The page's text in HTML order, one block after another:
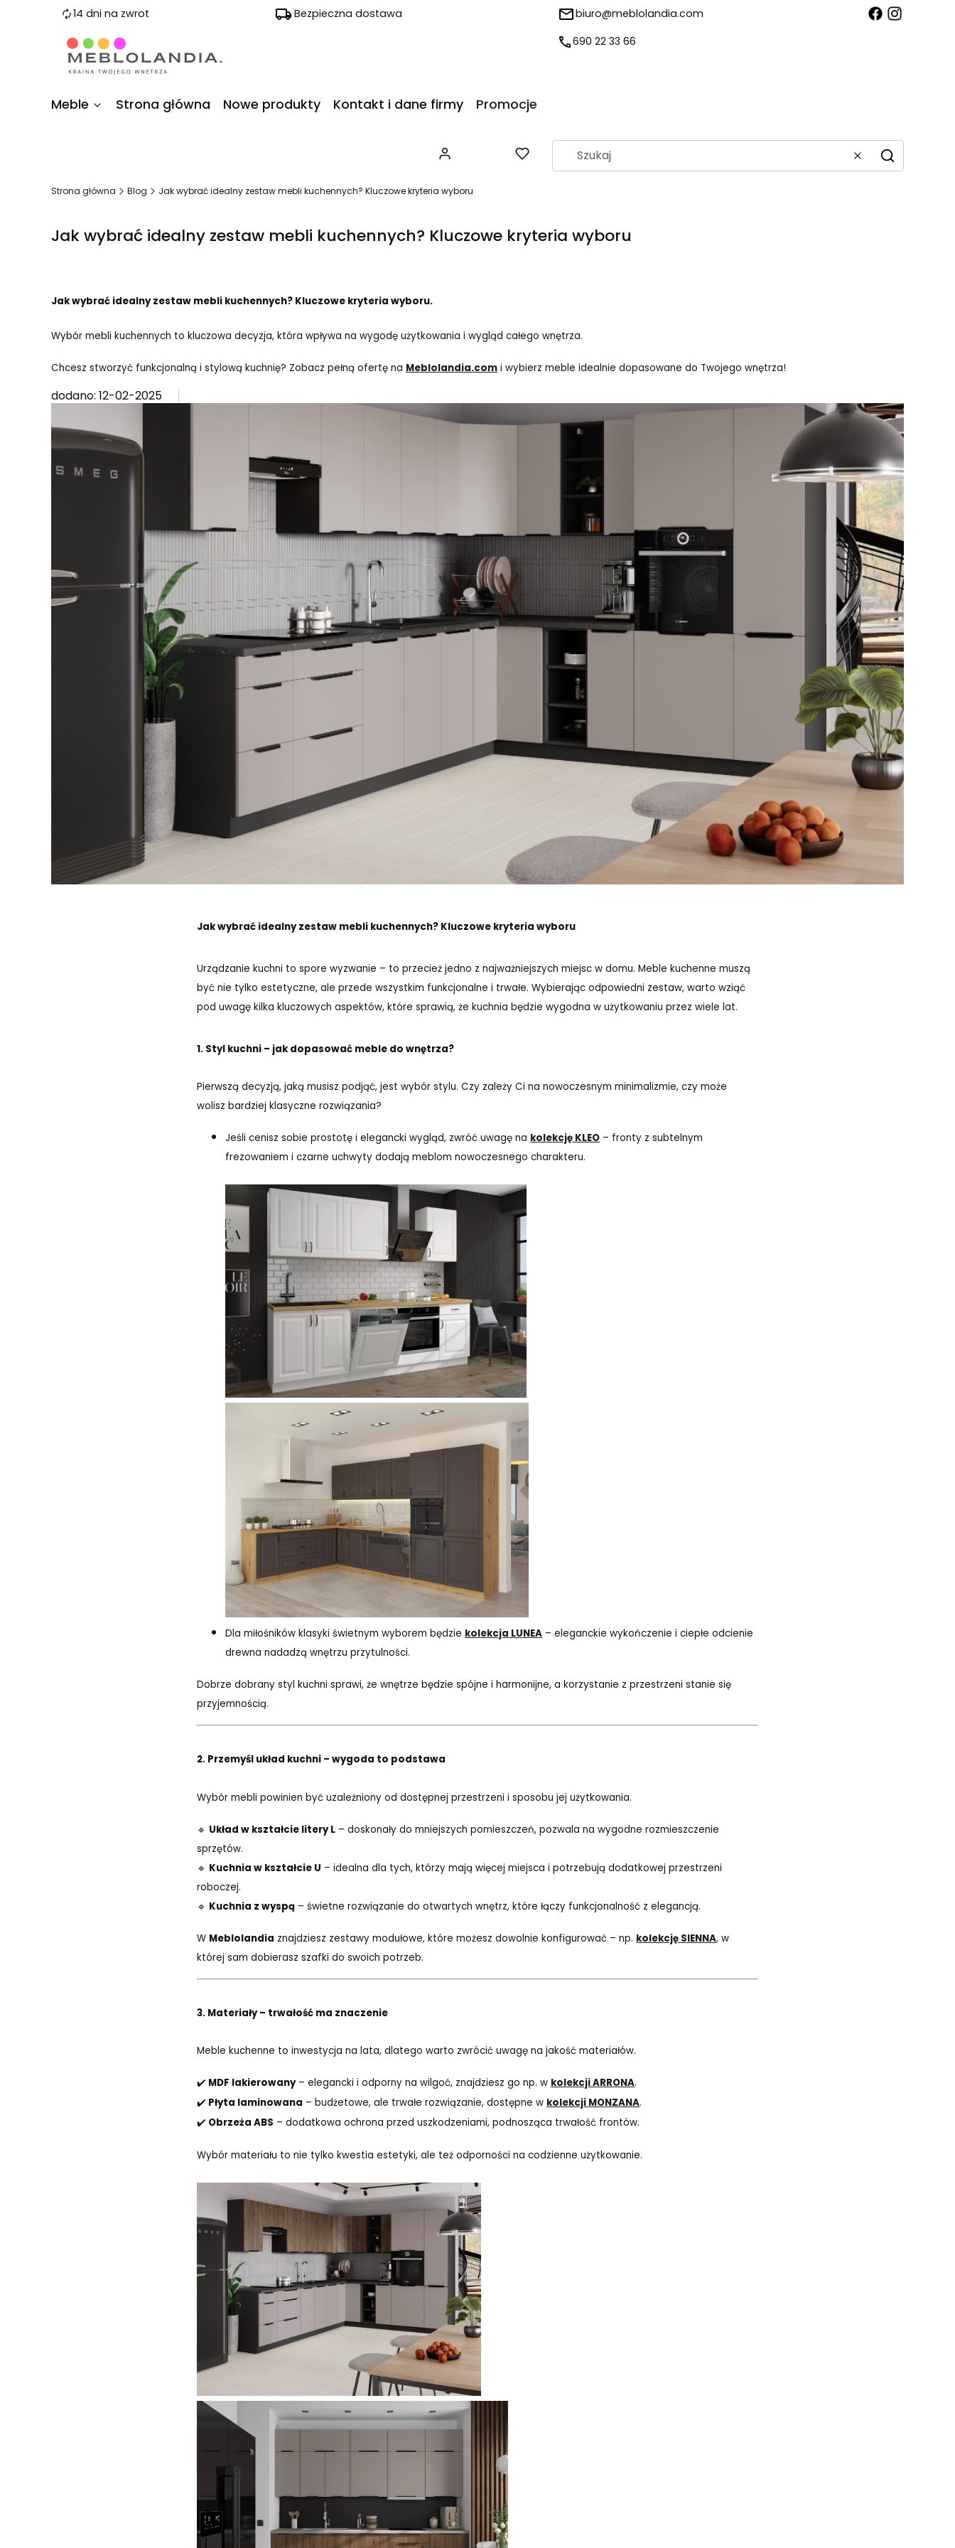
14 dni na zwrot Bezpieczna dostawa
biuro@meblolandia.com
690 22 33 66
Meble Strona główna Nowe produkty Kontakt i dane firmy Promocje
Produkty w koszyku: 0. Zobacz szczegóły WyczyśćSzukaj
Strona główna Blog Jak wybrać idealny zestaw mebli kuchennych? Kluczowe kryteria wyboru
Jak wybrać idealny zestaw mebli kuchennych? Kluczowe kryteria wyboru
Jak wybrać idealny zestaw mebli kuchennych? Kluczowe kryteria wyboru.
Wybór mebli kuchennych to kluczowa decyzja, która wpływa na wygodę użytkowania i wygląd całego wnętrza.
Chcesz stworzyć funkcjonalną i stylową kuchnię? Zobacz pełną ofertę na Meblolandia.com i wybierz meble idealnie dopasowane do Twojego wnętrza!
dodano: 12-02-2025
Jak wybrać idealny zestaw mebli kuchennych? Kluczowe kryteria wyboru
Urządzanie kuchni to spore wyzwanie – to przecież jedno z najważniejszych miejsc w domu. Meble kuchenne muszą
być nie tylko estetyczne, ale przede wszystkim funkcjonalne i trwałe. Wybierając odpowiedni zestaw, warto wziąć
pod uwagę kilka kluczowych aspektów, które sprawią, że kuchnia będzie wygodna w użytkowaniu przez wiele lat.
1. Styl kuchni – jak dopasować meble do wnętrza?
Pierwszą decyzją, jaką musisz podjąć, jest wybór stylu. Czy zależy Ci na nowoczesnym minimalizmie, czy może
wolisz bardziej klasyczne rozwiązania?
Jeśli cenisz sobie prostotę i elegancki wygląd, zwróć uwagę na kolekcję KLEO – fronty z subtelnym
frezowaniem i czarne uchwyty dodają meblom nowoczesnego charakteru.
Dla miłośników klasyki świetnym wyborem będzie kolekcja LUNEA – eleganckie wykończenie i ciepłe odcienie
drewna nadadzą wnętrzu przytulności.
Dobrze dobrany styl kuchni sprawi, że wnętrze będzie spójne i harmonijne, a korzystanie z przestrzeni stanie się
przyjemnością.
2. Przemyśl układ kuchni – wygoda to podstawa
Wybór mebli powinien być uzależniony od dostępnej przestrzeni i sposobu jej użytkowania.
🔹 Układ w kształcie litery L – doskonały do mniejszych pomieszczeń, pozwala na wygodne rozmieszczenie
sprzętów.
🔹 Kuchnia w kształcie U – idealna dla tych, którzy mają więcej miejsca i potrzebują dodatkowej przestrzeni
roboczej.
🔹 Kuchnia z wyspą – świetne rozwiązanie do otwartych wnętrz, które łączy funkcjonalność z elegancją.
W Meblolandia znajdziesz zestawy modułowe, które możesz dowolnie konfigurować – np. kolekcję SIENNA, w
której sam dobierasz szafki do swoich potrzeb.
3. Materiały – trwałość ma znaczenie
Meble kuchenne to inwestycja na lata, dlatego warto zwrócić uwagę na jakość materiałów.
✔️ MDF lakierowany– elegancki i odporny na wilgoć, znajdziesz go np. w kolekcjiARRONA.
✔️ Płyta laminowana – budżetowe, ale trwałe rozwiązanie, dostępne w kolekcji MONZANA.
✔️ Obrzeża ABS – dodatkowa ochrona przed uszkodzeniami, podnosząca trwałość frontów.
Wybór materiału to nie tylko kwestia estetyki, ale też odporności na codzienne użytkowanie.